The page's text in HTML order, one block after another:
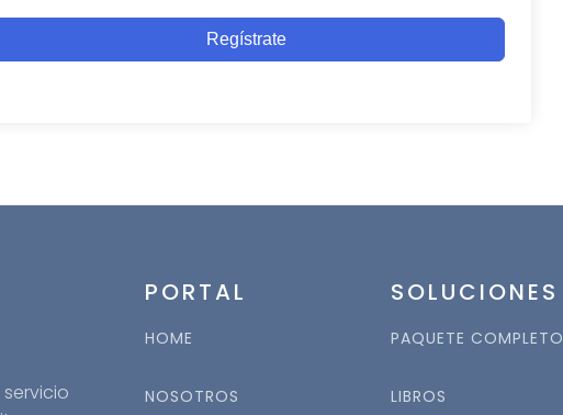
Regístrate
PORTAL
HOME
NOSOTROS
SOLUCIONES
PAQUETE COMPLETO
LIBROS